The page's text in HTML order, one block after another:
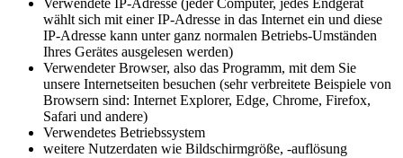
Verwendete IP-Adresse (jeder Computer, jedes Endgerät
wählt sich mit einer IP-Adresse in das Internet ein und diese
IP-Adresse kann unter ganz normalen Betriebs-Umständen
Ihres Gerätes ausgelesen werden)
Verwendeter Browser, also das Programm, mit dem Sie
unsere Internetseiten besuchen (sehr verbreitete Beispiele von
Browsern sind: Internet Explorer, Edge, Chrome, Firefox,
Safari und andere)
Verwendetes Betriebssystem
weitere Nutzerdaten wie Bildschirmgröße, -auflösung